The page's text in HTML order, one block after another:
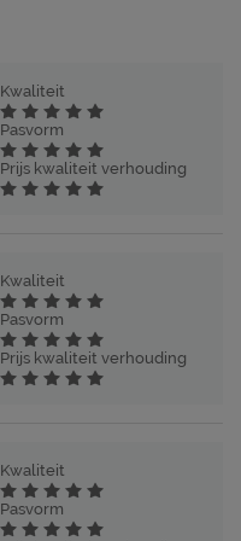
Kwaliteit
Pasvorm
Prijs kwaliteit verhouding
Kwaliteit
Pasvorm
Prijs kwaliteit verhouding
Kwaliteit
Pasvorm